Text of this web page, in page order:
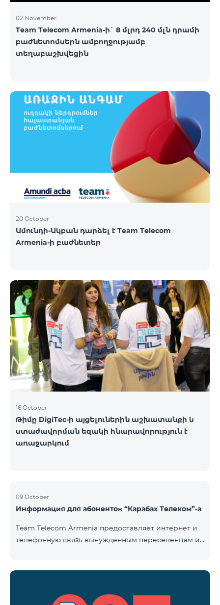
02 November
Team Telecom Armenia-ի` 8 մլրդ 240 մլն դրամի
բաժնետոմսերն ամբողջությամբ
տեղաբաշխվեցին
20 October
Ամունդի-Ակբան դարձել է Team Telecom
Armenia-ի բաժնետեր
16 October
Թիմը DigiTec-ի այցելուներին աշխատանքի և
ստաժավորման եզակի հնարավորություն է
առաջարկում
09 October
Информация для абонентов “Карабах Телеком”-а
Team Telecom Armenia предоставляет интернет и
телефонную связь вынужденным переселенцам из
самым соглашаясь с его условиями,